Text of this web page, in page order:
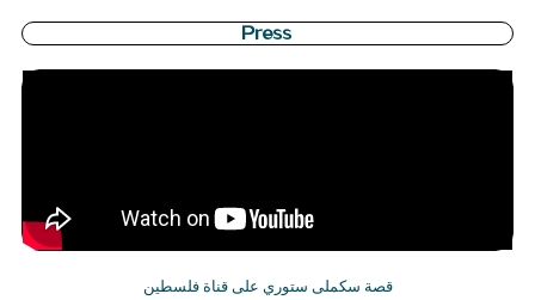
Press
قصة سكملى ستوري على قناة فلسطين